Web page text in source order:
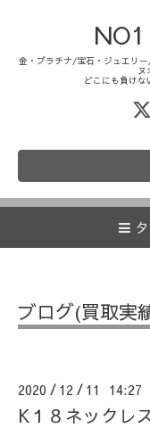
金・プラチナ/宝石・ジュエリ
ヌ
どこにも負けな
ブログ(買取実
2020 / 12 / 11 14:27
K１８ネックレ